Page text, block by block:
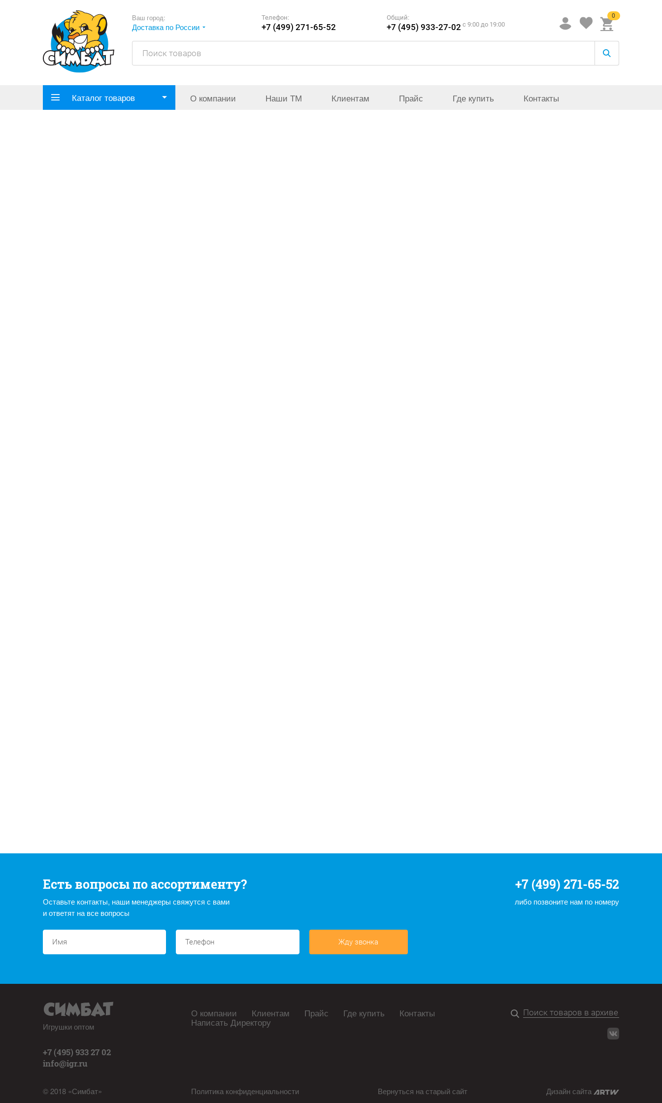
Ваш город:
Доставка по России
Телефон:
+7 (499) 271-65-52
Общий:
+7 (495) 933-27-02 c 9:00 до 19:00
0
Каталог товаров О компании Наши ТМ Клиентам Прайс Где купить Контакты
Есть вопросы по ассортименту?
Оставьте контакты, наши менеджеры свяжутся с вами
и ответят на все вопросы
+7 (499) 271-65-52
либо позвоните нам по номеру
Жду звонка
Игрушки оптом
+7 (495) 933 27 02
info@igr.ru
© 2018 «Симбат»
О компании Клиентам Прайс Где купить Контакты
Написать Директору
Политика конфиденциальности Вернуться на старый сайт Дизайн сайта